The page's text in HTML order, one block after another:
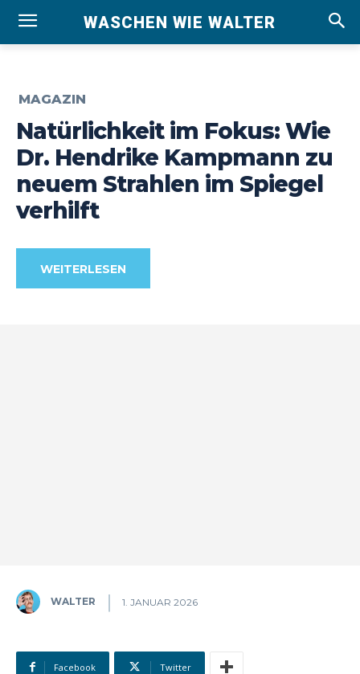
WASCHEN WIE WALTER
MAGAZIN
Natürlichkeit im Fokus: Wie
Dr. Hendrike Kampmann zu
neuem Strahlen im Spiegel
verhilft
WEITERLESEN
WALTER 1. JANUAR 2026
Facebook Twitter